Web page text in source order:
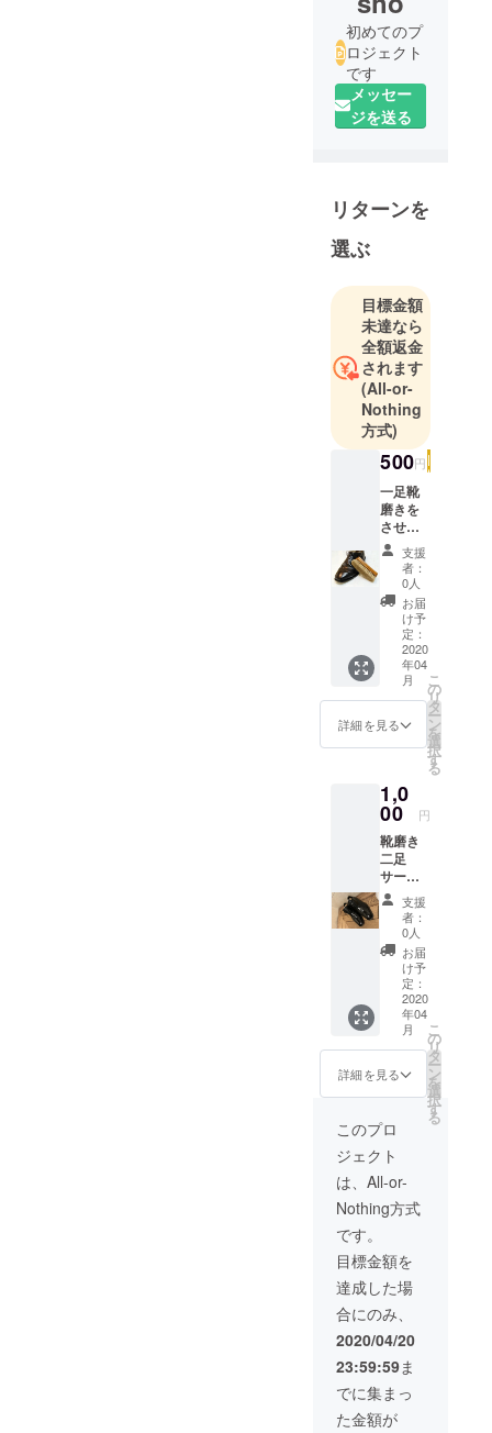
初めてのプ
ロジェクト
です
メッセー
ジを送る
リターンを
選ぶ
目標金額
未達なら
全額返金
されます
(All-or-
Nothing
方式)
500円
一足靴
磨きを
させて
いただ
きま
す。 お
礼の
メール
の方を
させて
いただ
きま
す！
支援
者：
0人
お届
け予
定：
2020
年04
月
詳細を見る
こ
の
リ
タ
ー
ン
を
選
択
す
る
1,0
00 円
靴磨き
二足
サービ
ス お礼
のメー
ルをさ
せてい
ただき
ます！
支援
者：
0人
お届
け予
定：
2020
年04
月
詳細を見る
こ
の
リ
タ
ー
ン
を
選
択
す
る
このプロ
ジェクト
は、All-or-
Nothing方式
です。
目標金額を
達成した場
合にのみ、
2020/04/20
23:59:59ま
でに集まっ
た金額が